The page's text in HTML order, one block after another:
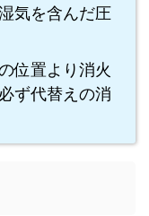
気を含んだ圧
位置より消火
ず代替えの消